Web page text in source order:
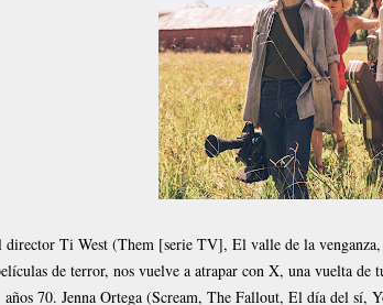
director Ti West (Them [serie TV], El valle de la
de terror, nos vuelve a atrapar con X, una vuelta de
años 70. Jenna Ortega (Scream, The Fallout, El día del